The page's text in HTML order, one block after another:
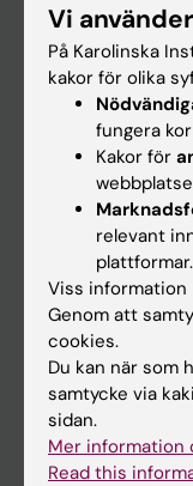
På gång
Nyheter
Kalender
Schema
Studentmejlen
Kurs- och
Student på KI
Vi
På Karolinska
kakor för olika
fungera
Kakor för
relevant
plattformar.
Viss information
Genom att
cookies.
Du kan när som
samtycke via
sidan.
Mer information
Read this